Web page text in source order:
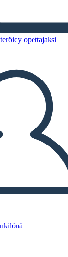
opettajaksi